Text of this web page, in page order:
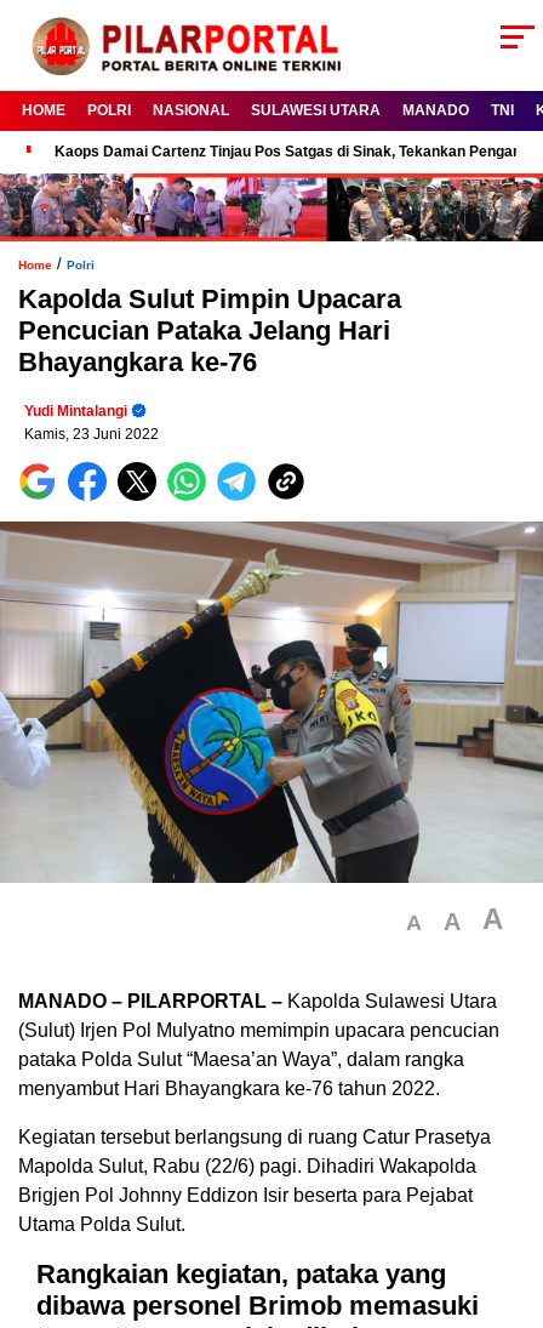
HOME POLRI NASIONAL SULAWESI UTARA MANADO TNI
Kaops Damai Cartenz Tinjau Pos Satgas di Sinak, Tekankan
Home / Polri
Kapolda Sulut Pimpin Upacara
Pencucian Pataka Jelang Hari
Bhayangkara ke-76
Yudi Mintalangi
Kamis, 23 Juni 2022
A A A
MANADO – PILARPORTAL – Kapolda Sulawesi Utara
(Sulut) Irjen Pol Mulyatno memimpin upacara pencucian
pataka Polda Sulut “Maesa’an Waya”, dalam rangka
menyambut Hari Bhayangkara ke-76 tahun 2022.
Kegiatan tersebut berlangsung di ruang Catur Prasetya
Mapolda Sulut, Rabu (22/6) pagi. Dihadiri Wakapolda
Brigjen Pol Johnny Eddizon Isir beserta para Pejabat
Utama Polda Sulut.
Rangkaian kegiatan, pataka yang
dibawa personel Brimob memasuki